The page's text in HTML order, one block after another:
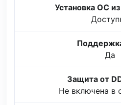
Установка ОС
Да
Защита от
Не включена в